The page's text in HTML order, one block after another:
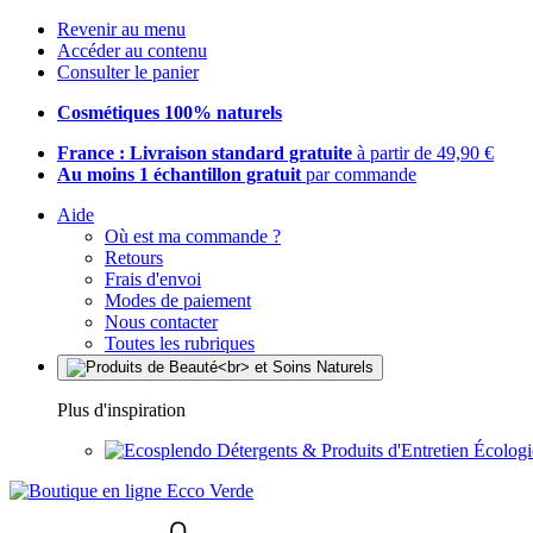
Revenir au menu
Accéder au contenu
Consulter le panier
Cosmétiques 100% naturels
France : Livraison standard gratuite à partir de 49,90 €
Au moins 1 échantillon gratuit par commande
Aide
Où est ma commande ?
Retours
Frais d'envoi
Modes de paiement
Nous contacter
Toutes les rubriques
Plus d'inspiration
Détergents & Produits d'Entretien